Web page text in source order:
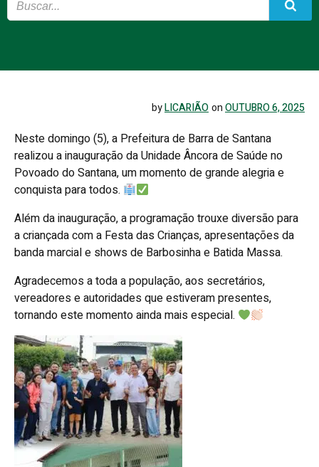
byLICARIÃOonOUTUBRO 6, 2025
Neste domingo (5), a Prefeitura de Barra de Santana
realizou a inauguração da Unidade Âncora de Saúde no
Povoado do Santana, um momento de grande alegria e
conquista para todos.
Além da inauguração, a programação trouxe diversão para
a criançada com a Festa das Crianças, apresentações da
banda marcial e shows de Barbosinha e Batida Massa.
Agradecemos a toda a população, aos secretários,
vereadores e autoridades que estiveram presentes,
tornando este momento ainda mais especial.